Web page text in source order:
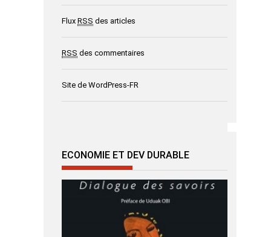
Flux RSS des articles
RSS des commentaires
Site de WordPress-FR
ECONOMIE ET DEV DURABLE